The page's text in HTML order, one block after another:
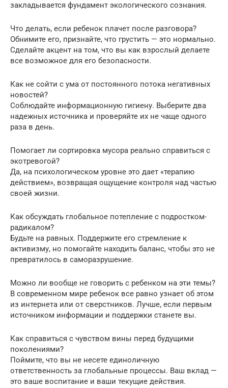
закладывается фундамент экологического сознания.
Что делать, если ребенок плачет после разговора?
Обнимите его, признайте, что грустить — это нормально.
Сделайте акцент на том, что вы как взрослый делаете
все возможное для его безопасности.
Как не сойти с ума от постоянного потока негативных
новостей?
Соблюдайте информационную гигиену. Выберите два
надежных источника и проверяйте их не чаще одного
раза в день.
Помогает ли сортировка мусора реально справиться с
экотревогой?
Да, на психологическом уровне это дает «терапию
действием», возвращая ощущение контроля над частью
своей жизни.
Как обсуждать глобальное потепление с подростком-
радикалом?
Будьте на равных. Поддержите его стремление к
активизму, но помогайте находить баланс, чтобы это не
превратилось в саморазрушение.
Можно ли вообще не говорить с ребенком на эти темы?
В современном мире ребенок все равно узнает об этом
из интернета или от сверстников. Лучше, если первым
источником информации и поддержки станете вы.
Как справиться с чувством вины перед будущими
поколениями?
Поймите, что вы не несете единоличную
ответственность за глобальные процессы. Ваш вклад —
это ваше воспитание и ваши текущие действия.